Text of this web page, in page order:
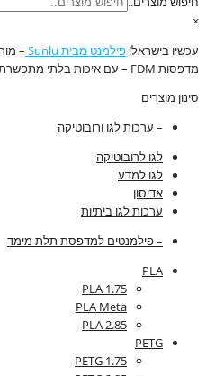
×
עכשיו בישראל! פילמנט מבית Sunlu
מדפסות FDM – עם איכות בלתי מתפשרת!
סינון מוצרים
– ערכות לגו ורובוטיקה
לגו לרובוטיקה
לגו למדע
אדיסון
ערכות לגו ביתיות
– פילמנטים למדפסת תלת מימד
PLA
PLA 1.75
PLA Meta
PLA 2.85
PETG
PETG 1.75